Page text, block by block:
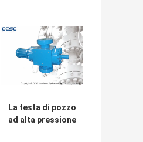
La testa di pozzo
ad alta pressione